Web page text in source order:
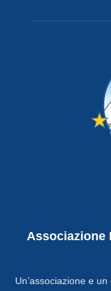
Associazione
Un’associazione e